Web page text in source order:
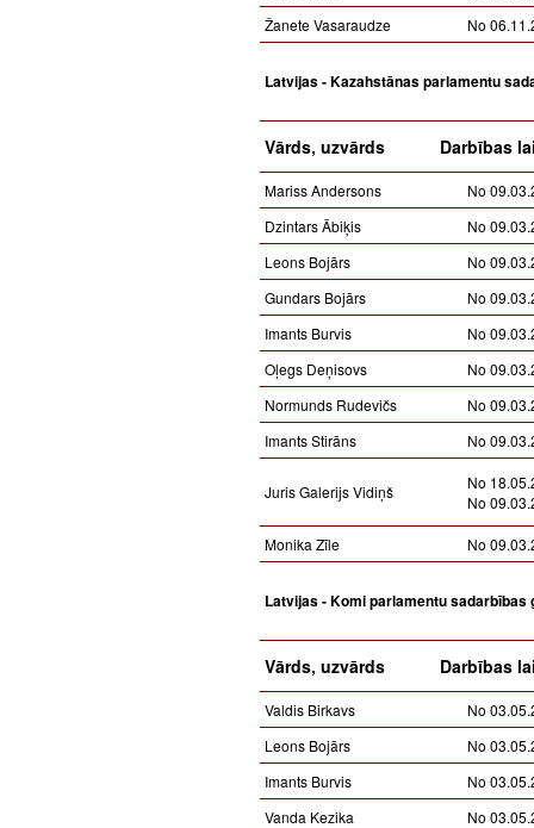
Žanete Vasaraudze
No
Latvijas - Kazahstānas parlamentu
Vārds, uzvārds Darbības
Mariss Andersons
No
Dzintars Ābiķis
No
Leons Bojārs
No
Gundars Bojārs
No
Imants Burvis
No
Oļegs Deņisovs
No
Normunds Rudevičs
No
Imants Stirāns
No
Juris Galerijs Vidiņš
No
No
Monika Zīle No
Latvijas - Komi parlamentu sadarbības
Vārds, uzvārds Darbības
Valdis Birkavs
No
Leons Bojārs
No
Imants Burvis
No
Vanda Kezika
No